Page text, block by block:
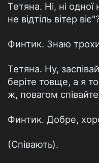
Тетяна. Ні, ні
не відтіль вітер
Финтик. Знаю
Тетяна. Ну,
беріте товще, а я
ж, повагом
Финтик. Добре,
(Співають).